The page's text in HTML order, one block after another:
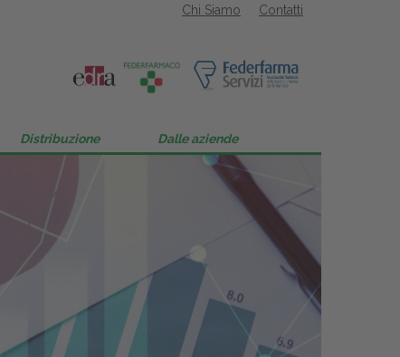
Contatti
Chi Siamo
Distribuzione Dalle aziende